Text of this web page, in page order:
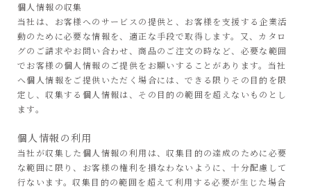
個人情報の収集
当社は、お客様へのサービスの提供と、お客様を支援する企業活
動のために必要な情報を、適正な手段で取得します。又、カタロ
グのご請求やお問い合わせ、商品のご注文の時など、必要な範囲
でお客様の個人情報のご提供をお願いすることがあります。当社
へ個人情報をご提供いただく場合には、できる限りその目的を限
定し、収集する個人情報は、その目的の範囲を超えないものとし
ます。
個人情報の利用
当社が収集した個人情報の利用は、収集目的の達成のために必要
な範囲に限り、お客様の権利を損なわないように、十分配慮して
行ないます。収集目的の範囲を超えて利用する必要が生じた場合